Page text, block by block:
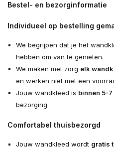
Bestel- en bezorginformatie
Individueel op bestelling
We begrijpen dat je het
hebben om van te genieten.
We maken met zorg elk
en werken niet met een
Jouw wandkleed is binnen 5-
bezorging.
Comfortabel thuisbezorgd
Jouw wandkleed wordt gratis